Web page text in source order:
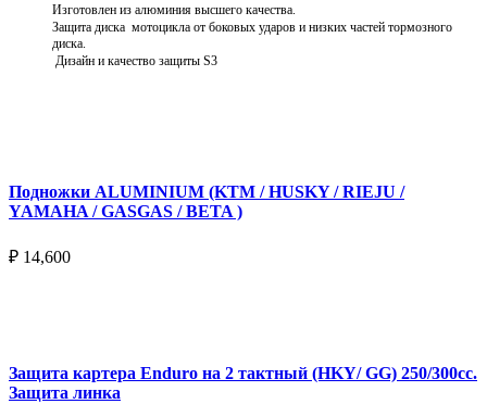
Изготовлен из алюминия высшего качества.
Защита диска мотоцикла от боковых ударов и низких частей тормозного
диска.
Дизайн и качество защиты S3
Подножки ALUMINIUM (KTM / HUSKY / RIEJU /
YAMAHA / GASGAS / BETA )
₽ 14,600
Защита картера Enduro на 2 тактный (HKY/ GG) 250/300cc.
Защита линка